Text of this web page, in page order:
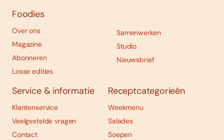
Foodies
Over ons
Magazine
Abonneren
Losse edities
Samenwerken
Studio
Nieuwsbrief
Service & informatie
Klantenservice
Veelgestelde vragen
Contact
Receptcategorieën
Weekmenu
Salades
Soepen